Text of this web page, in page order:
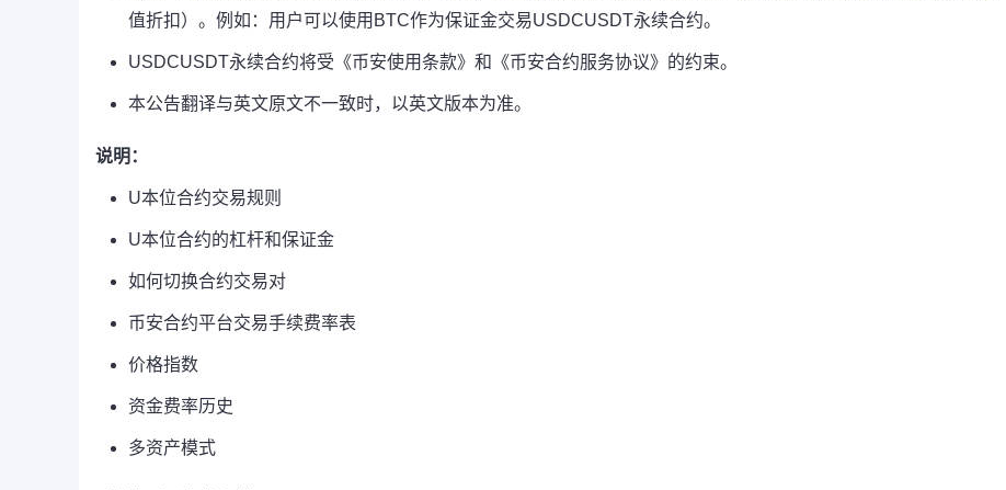
值折扣）。例如：用户可以使用BTC作为保证金交易USDCUSDT永续合约。
USDCUSDT永续合约将受《币安使用条款》和《币安合约服务协议》的约束。
本公告翻译与英文原文不一致时，以英文版本为准。
说明：
U本位合约交易规则
U本位合约的杠杆和保证金
如何切换合约交易对
币安合约平台交易手续费率表
价格指数
资金费率历史
多资产模式